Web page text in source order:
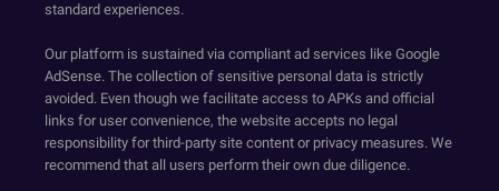
standard experiences.
Our platform is sustained via compliant ad services like Google
AdSense. The collection of sensitive personal data is strictly
avoided. Even though we facilitate access to APKs and official
links for user convenience, the website accepts no legal
responsibility for third-party site content or privacy measures. We
recommend that all users perform their own due diligence.